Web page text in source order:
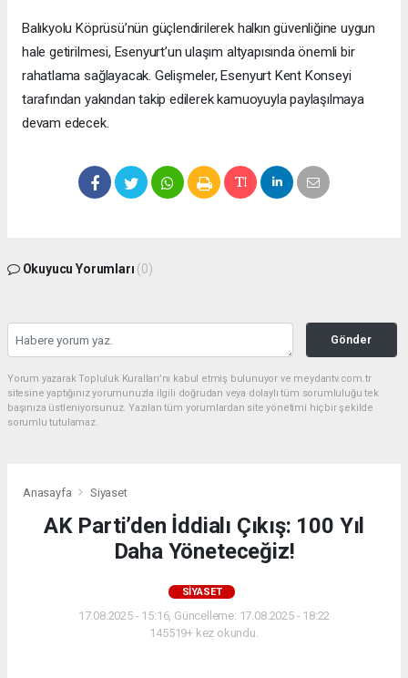
Balıkyolu Köprüsü’nün güçlendirilerek halkın güvenliğine uygun
hale getirilmesi, Esenyurt’un ulaşım altyapısında önemli bir
rahatlama sağlayacak. Gelişmeler, Esenyurt Kent Konseyi
tarafından yakından takip edilerek kamuoyuyla paylaşılmaya
devam edecek.
Okuyucu Yorumları (0)
Gönder
Yorum yazarak Topluluk Kuralları’nı kabul etmiş bulunuyor ve meydantv.com.tr
sitesine yaptığınız yorumunuzla ilgili doğrudan veya dolaylı tüm sorumluluğu tek
başınıza üstleniyorsunuz. Yazılan tüm yorumlardan site yönetimi hiçbir şekilde
sorumlu tutulamaz.
Anasayfa Siyaset
AK Parti’den İddialı Çıkış: 100 Yıl
Daha Yöneteceğiz!
SIYASET
17.08.2025 - 15:16, Güncelleme: 17.08.2025 - 18:22
145519+ kez okundu.